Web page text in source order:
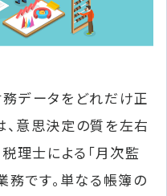
データをどれだけ正
意思決定の質を左右
税理士による「月次監
務です。単なる帳簿の